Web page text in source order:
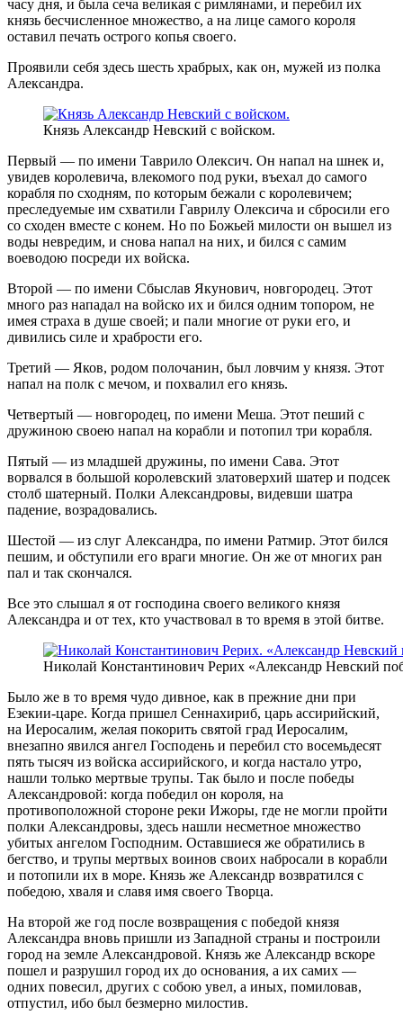
часу дня, и была сеча великая с римлянами, и перебил их
князь бесчисленное множество, а на лице самого короля
оставил печать острого копья своего.
Проявили себя здесь шесть храбрых, как он, мужей из полка
Александра.
Князь Александр Невский с войском.
Первый — по имени Таврило Олексич. Он напал на шнек и,
увидев королевича, влекомого под руки, въехал до самого
корабля по сходням, по которым бежали с королевичем;
преследуемые им схватили Гаврилу Олексича и сбросили его
со сходен вместе с конем. Но по Божьей милости он вышел из
воды невредим, и снова напал на них, и бился с самим
воеводою посреди их войска.
Второй — по имени Сбыслав Якунович, новгородец. Этот
много раз нападал на войско их и бился одним топором, не
имея страха в душе своей; и пали многие от руки его, и
дивились силе и храбрости его.
Третий — Яков, родом полочанин, был ловчим у князя. Этот
напал на полк с мечом, и похвалил его князь.
Четвертый — новгородец, по имени Меша. Этот пеший с
дружиною своею напал на корабли и потопил три корабля.
Пятый — из младшей дружины, по имени Сава. Этот
ворвался в большой королевский златоверхий шатер и подсек
столб шатерный. Полки Александровы, видевши шатра
падение, возрадовались.
Шестой — из слуг Александра, по имени Ратмир. Этот бился
пешим, и обступили его враги многие. Он же от многих ран
пал и так скончался.
Все это слышал я от господина своего великого князя
Александра и от тех, кто участвовал в то время в этой битве.
Николай Константинович Рерих «Александр Невский
Было же в то время чудо дивное, как в прежние дни при
Езекии-царе. Когда пришел Сеннахириб, царь ассирийский,
на Иеросалим, желая покорить святой град Иеросалим,
внезапно явился ангел Господень и перебил сто восемьдесят
пять тысяч из войска ассирийского, и когда настало утро,
нашли только мертвые трупы. Так было и после победы
Александровой: когда победил он короля, на
противоположной стороне реки Ижоры, где не могли пройти
полки Александровы, здесь нашли несметное множество
убитых ангелом Господним. Оставшиеся же обратились в
бегство, и трупы мертвых воинов своих набросали в корабли
и потопили их в море. Князь же Александр возвратился с
победою, хваля и славя имя своего Творца.
На второй же год после возвращения с победой князя
Александра вновь пришли из Западной страны и построили
город на земле Александровой. Князь же Александр вскоре
пошел и разрушил город их до основания, а их самих —
одних повесил, других с собою увел, а иных, помиловав,
отпустил, ибо был безмерно милостив.